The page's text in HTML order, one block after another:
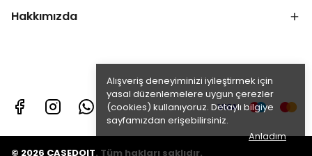
Alışveriş deneyiminizi iyileştirmek için
yasal düzenlemelere uygun çerezler
(cookies) kullanıyoruz. Detaylı bilgiye
sayfamızdan erişebilirsiniz.
Anladım
Hakkımızda
© 2026 CASEDOIT. Tüm hakları saklıdır.